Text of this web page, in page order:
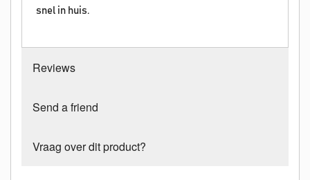
snel in huis.
Reviews
Send a friend
Vraag over dit product?